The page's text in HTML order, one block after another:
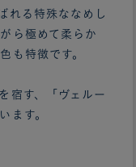
れる特殊ななめし
ら極めて柔らか
も特徴です。
宿す、「ヴェルー
ます。